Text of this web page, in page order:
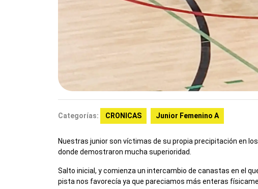
Categorías: CRONICAS Junior Femenino A
Nuestras junior son víctimas de su propia precipitación en
donde demostraron mucha superioridad.
Salto inicial, y comienza un intercambio de canastas en el
pista nos favorecía ya que pareciamos más enteras